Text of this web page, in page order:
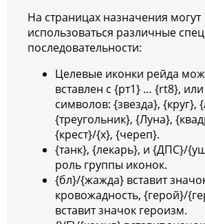
На страницах назначения могут
использоваться различные
последовательности:
Целевые иконки рейда
вставлен с {рт1} … {rt8},
символов: {звезда}, {круг},
{треугольник}, {Луна},
{крест}/{x}, {череп}.
{танк}, {лекарь}, и {ДПС}/
роль группы иконок.
{бл}/{жажда} вставит
кровожадность, {герой}/
вставит значок героизм.